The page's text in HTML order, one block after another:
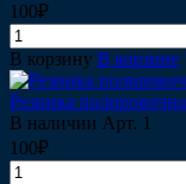
100₽
В корзину В корзине
Резинка
В наличии Арт. 1
100₽